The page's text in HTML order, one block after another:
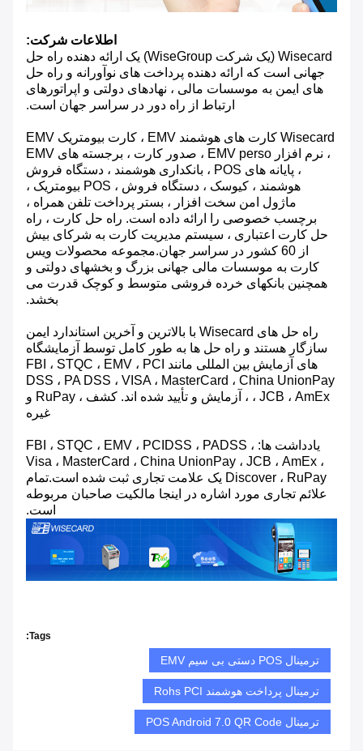
اطلاعات شرکت:
Wisecard (یک شرکت WiseGroup) یک ارائه دهنده راه حل
جهانی است که ارائه دهنده پرداخت های نوآورانه و راه حل
های ایمن به موسسات مالی ، نهادهای دولتی و اپراتورهای
ارتباط از راه دور در سراسر جهان است.
Wisecard کارت های هوشمند EMV ، کارت بیومتریک EMV
، نرم افزار EMV perso ، صدور کارت ، برجسته های EMV
، پایانه های POS ، بانکداری هوشمند ، دستگاه فروش
هوشمند ، کیوسک ، دستگاه فروش ، POS بیومتریک ،
ماژول امن سخت افزار ، بستر پرداخت تلفن همراه ،
برچسب خصوصی را ارائه داده است. راه حل کارت ، راه
حل کارت اعتباری ، سیستم مدیریت کارت به شرکای بیش
از 60 کشور در سراسر جهان.مجموعه محصولات ویس
کارت به موسسات مالی جهانی بزرگ و بخشهای دولتی و
همچنین بانکهای خرده فروشی متوسط ​​و کوچک قدرت می
بخشد.
راه حل های Wisecard با بالاترین و آخرین استاندارد ایمن
سازگار هستند و راه حل ها به طور کامل توسط آزمایشگاه
های آزمایش بین المللی مانند FBI ، STQC ، EMV ، PCI
DSS ، PA DSS ، VISA ، MasterCard ، China UnionPay
، JCB ، AmEx ، آزمایش و تأیید شده اند. کشف ، RuPay و
غیره
یادداشت ها: FBI ، STQC ، EMV ، PCIDSS ، PADSS ،
Visa ، MasterCard ، China UnionPay ، JCB ، AmEx ،
Discover ، RuPay یک علامت تجاری ثبت شده است.تمام
علائم تجاری مورد اشاره در اینجا مالکیت صاحبان مربوطه
است.
Tags:
ترمینال POS دستی بی سیم EMV
ترمینال پرداخت هوشمند Rohs PCI
ترمینال POS Android 7.0 QR Code